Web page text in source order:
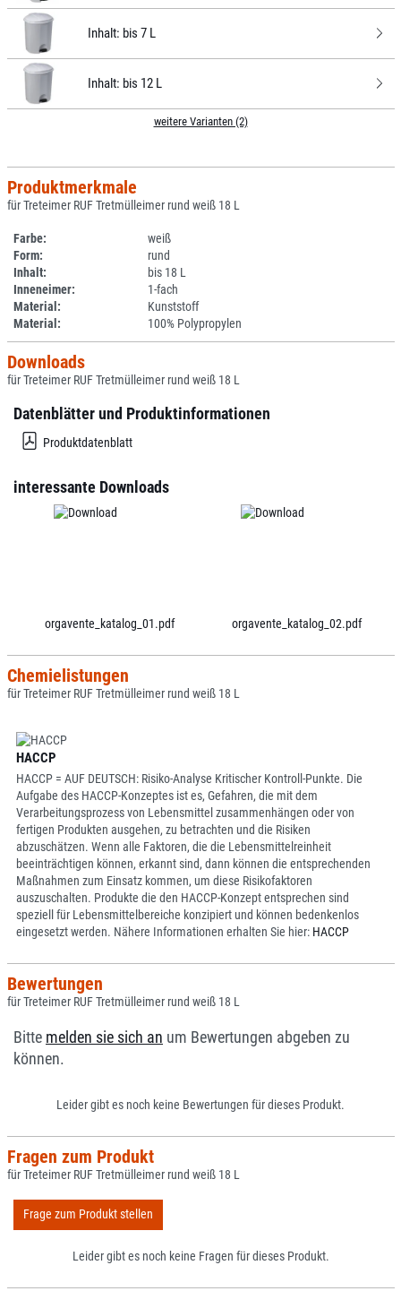
Inhalt: bis 7 L
Inhalt: bis 12 L
weitere Varianten (2)
Produktmerkmale
für Treteimer RUF Tretmülleimer rund weiß 18 L
Farbe:
weiß
Form:
rund
Inhalt:
bis 18 L
Inneneimer:
1-fach
Material:
Kunststoff
Material:
100% Polypropylen
Downloads
für Treteimer RUF Tretmülleimer rund weiß 18 L
Datenblätter und Produktinformationen
Produktdatenblatt
interessante Downloads
orgavente_katalog_01.pdf orgavente_katalog_02.pdf
Chemielistungen
für Treteimer RUF Tretmülleimer rund weiß 18 L
HACCP
HACCP = AUF DEUTSCH: Risiko-Analyse Kritischer Kontroll-Punkte. Die
Aufgabe des HACCP-Konzeptes ist es, Gefahren, die mit dem
Verarbeitungsprozess von Lebensmittel zusammenhängen oder von
fertigen Produkten ausgehen, zu betrachten und die Risiken
abzuschätzen. Wenn alle Faktoren, die die Lebensmittelreinheit
beeinträchtigen können, erkannt sind, dann können die entsprechenden
Maßnahmen zum Einsatz kommen, um diese Risikofaktoren
auszuschalten. Produkte die den HACCP-Konzept entsprechen sind
speziell für Lebensmittelbereiche konzipiert und können bedenkenlos
eingesetzt werden. Nähere Informationen erhalten Sie hier: HACCP
Bewertungen
für Treteimer RUF Tretmülleimer rund weiß 18 L
Bitte melden sie sich an um Bewertungen abgeben zu
können.
Leider gibt es noch keine Bewertungen für dieses Produkt.
Fragen zum Produkt
für Treteimer RUF Tretmülleimer rund weiß 18 L
Frage zum Produkt stellen
Leider gibt es noch keine Fragen für dieses Produkt.